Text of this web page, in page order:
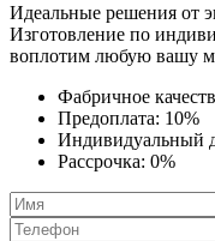
Идеальные решения от
Изготовление по
воплотим любую вашу
Фабричное
Предоплата: 10%
Индивидуальный
Рассрочка: 0%